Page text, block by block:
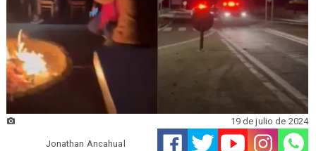
Jonathan Ancahual
19 de julio de 2024